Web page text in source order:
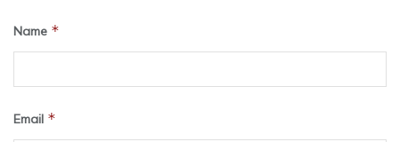
Name *
Email *